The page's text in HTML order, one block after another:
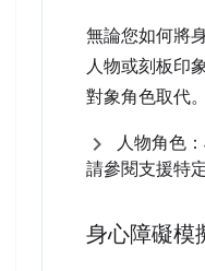
無論您如何將
人物或刻板印
對象角色取代。
人物角色
請參閱支援特
身心障礙模